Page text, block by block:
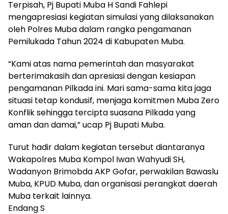
Terpisah, Pj Bupati Muba H Sandi Fahlepi
mengapresiasi kegiatan simulasi yang dilaksanakan
oleh Polres Muba dalam rangka pengamanan
Pemilukada Tahun 2024 di Kabupaten Muba.
“Kami atas nama pemerintah dan masyarakat
berterimakasih dan apresiasi dengan kesiapan
pengamanan Pilkada ini. Mari sama-sama kita jaga
situasi tetap kondusif, menjaga komitmen Muba Zero
Konflik sehingga tercipta suasana Pilkada yang
aman dan damai,” ucap Pj Bupati Muba.
Turut hadir dalam kegiatan tersebut diantaranya
Wakapolres Muba Kompol Iwan Wahyudi SH,
Wadanyon Brimobda AKP Gofar, perwakilan Bawaslu
Muba, KPUD Muba, dan organisasi perangkat daerah
Muba terkait lainnya.
Endang S